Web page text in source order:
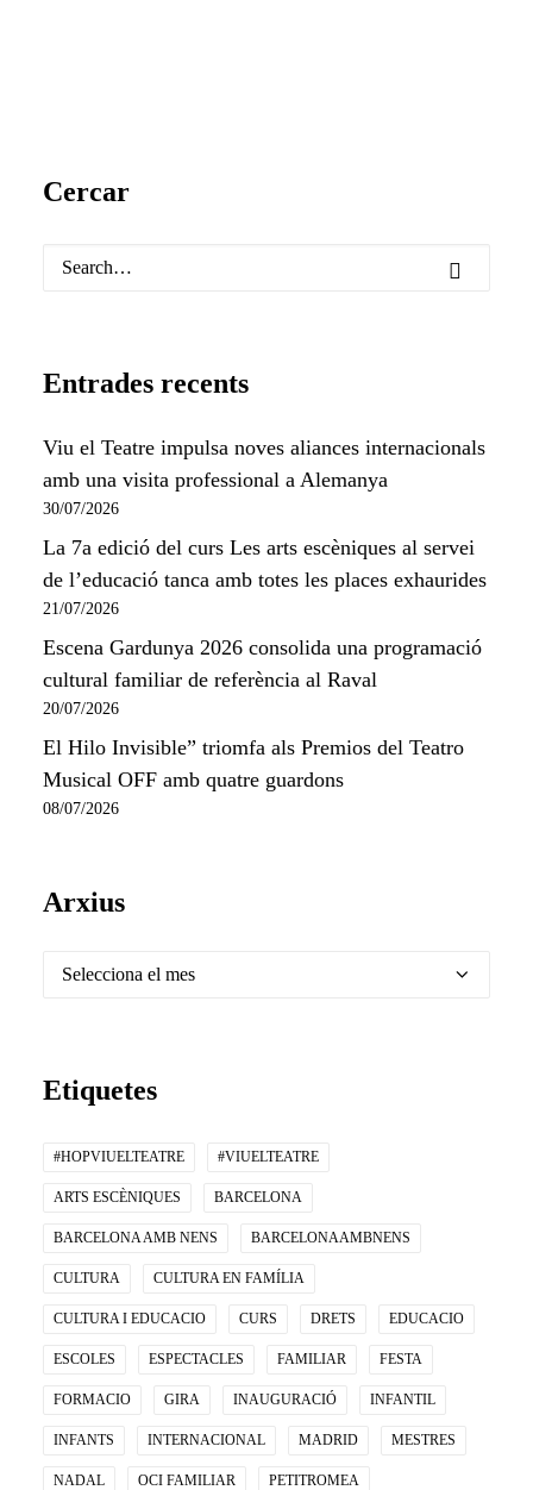
Cercar
Entrades recents
Viu el Teatre impulsa noves aliances internacionals
amb una visita professional a Alemanya
30/07/2026
La 7a edició del curs Les arts escèniques al servei
de l’educació tanca amb totes les places exhaurides
21/07/2026
Escena Gardunya 2026 consolida una programació
cultural familiar de referència al Raval
20/07/2026
El Hilo Invisible” triomfa als Premios del Teatro
Musical OFF amb quatre guardons
08/07/2026
Arxius
Arxius
Etiquetes
#HOPVIUELTEATRE #VIUELTEATRE
ARTS ESCÈNIQUES BARCELONA
BARCELONA AMB NENS BARCELONAAMBNENS
CULTURA CULTURA EN FAMÍLIA
CULTURA I EDUCACIO CURS DRETS EDUCACIO
ESCOLES ESPECTACLES FAMILIAR FESTA
FORMACIO GIRA INAUGURACIÓ INFANTIL
INFANTS INTERNACIONAL MADRID MESTRES
NADAL OCI FAMILIAR PETITROMEA